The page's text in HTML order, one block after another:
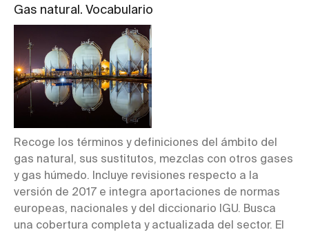
Gas natural. Vocabulario
Recoge los términos y definiciones del ámbito del
gas natural, sus sustitutos, mezclas con otros gases
y gas húmedo. Incluye revisiones respecto a la
versión de 2017 e integra aportaciones de normas
europeas, nacionales y del diccionario IGU. Busca
una cobertura completa y actualizada del sector. El